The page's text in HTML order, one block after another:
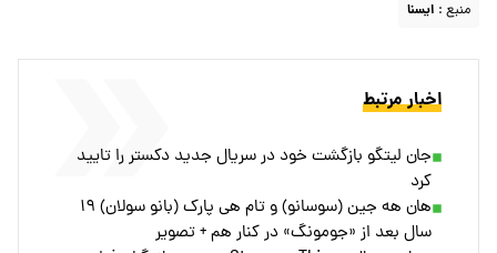
منبع : ايسنا
اخبار مرتبط
جان لیتگو بازگشت خود در سریال جدید دکستر را تایید
کرد
هان هه جین (سوسانو) و تام هی پارک (بانو سولان) ۱۹
سال بعد از «جومونگ» در کنار هم + تصویر